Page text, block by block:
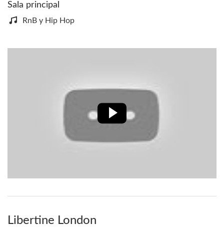
Sala principal
RnB y Hip Hop
Libertine London